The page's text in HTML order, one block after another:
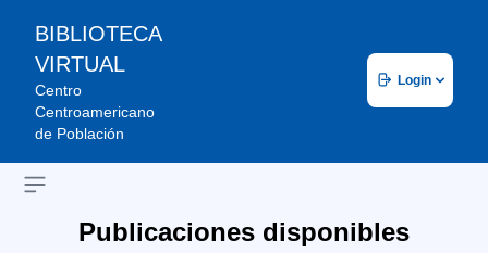
BIBLIOTECA
VIRTUAL
Centro
Centroamericano
de Población
Login
Open sidebar
Publicaciones disponibles